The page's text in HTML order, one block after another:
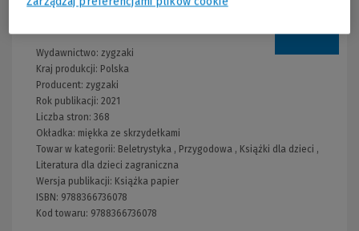
Wydawnictwo: zygzaki
Kraj produkcji: Polska
Producent: zygzaki
Rok publikacji: 2021
Liczba stron: 368
Okładka: miękka ze skrzydełkami
Towar w kategorii: Beletrystyka , Przygodowa , Książki dla dzieci ,
Literatura dla dzieci zagraniczna
Wersja publikacji: Książka papier
ISBN: 9788366736078
Kod towaru: 9788366736078